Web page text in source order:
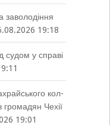
заволодіння
19:18
судом у справі
кол-
громадян Чехії
19:01